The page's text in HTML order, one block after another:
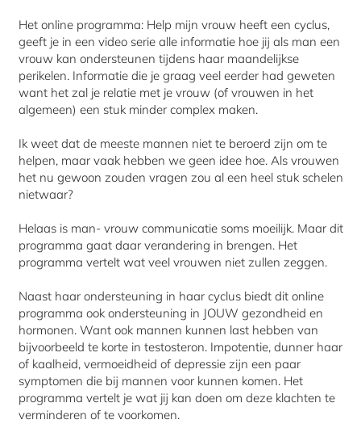
Het online programma: Help mijn vrouw heeft een cyclus,
geeft je in een video serie alle informatie hoe jij als man een
vrouw kan ondersteunen tijdens haar maandelijkse
perikelen. Informatie die je graag veel eerder had geweten
want het zal je relatie met je vrouw (of vrouwen in het
algemeen) een stuk minder complex maken.
Ik weet dat de meeste mannen niet te beroerd zijn om te
helpen, maar vaak hebben we geen idee hoe. Als vrouwen
het nu gewoon zouden vragen zou al een heel stuk schelen
nietwaar?
Helaas is man- vrouw communicatie soms moeilijk. Maar dit
programma gaat daar verandering in brengen. Het
programma vertelt wat veel vrouwen niet zullen zeggen.
Naast haar ondersteuning in haar cyclus biedt dit online
programma ook ondersteuning in JOUW gezondheid en
hormonen. Want ook mannen kunnen last hebben van
bijvoorbeeld te korte in testosteron. Impotentie, dunner haar
of kaalheid, vermoeidheid of depressie zijn een paar
symptomen die bij mannen voor kunnen komen. Het
programma vertelt je wat jij kan doen om deze klachten te
verminderen of te voorkomen.